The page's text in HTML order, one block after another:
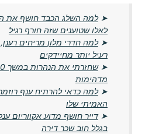
➤למה השלג הכבד חושף את
לאלו שטוענים שזה חורף רגיל
➤למה חדרי מלון מריחים
רעיל יותר מחיידקים
➤
מדהימות
➤למה כדאי להרתיח ענף
האמיתי שלו
➤דייר חושף מדוע אקווריום
בגלל חוב שכר דירה